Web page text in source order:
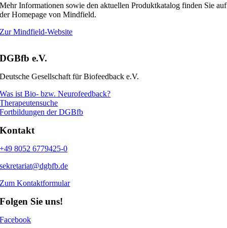
Mehr Informationen sowie den aktuellen Produktkatalog finden Sie auf
der Homepage von Mindfield.
Zur Mindfield-Website
DGBfb e.V.
Deutsche Gesellschaft für Biofeedback e.V.
Was ist Bio- bzw. Neurofeedback?
Therapeutensuche
Fortbildungen der DGBfb
Kontakt
+49 8052 6779425-0
sekretariat@dgbfb.de
Zum Kontaktformular
Folgen Sie uns!
Facebook